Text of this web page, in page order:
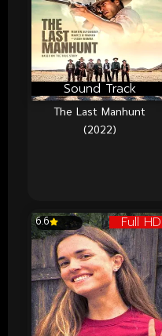
Sound Track
The Last Manhunt
(2022)
Full HD
6.6